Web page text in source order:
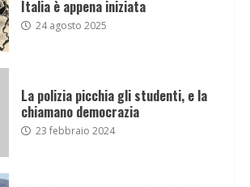
Italia è appena iniziata
24 agosto 2025
La polizia picchia gli studenti, e la
chiamano democrazia
23 febbraio 2024